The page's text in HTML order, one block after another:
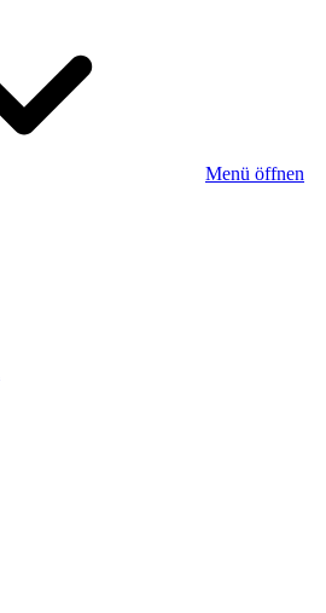
Menü öffnen